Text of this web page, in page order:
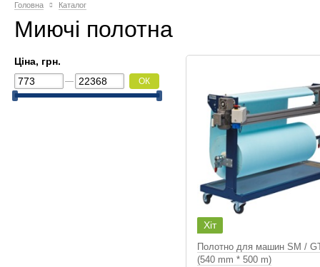
Головна Каталог
Миючі полотна
Хіт
Полотно для машин SM /
(540 mm * 500 m)
Ціна, грн.
ОК